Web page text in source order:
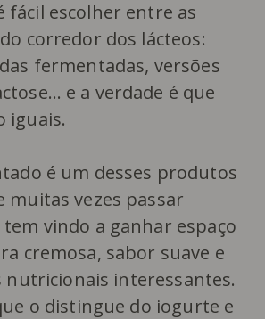
fácil escolher entre as
corredor dos lácteos:
fermentadas, versões
e a verdade é que
iguais.
é um desses produtos
muitas vezes passar
vindo a ganhar espaço
cremosa, sabor suave e
nutricionais interessantes.
o distingue do iogurte e